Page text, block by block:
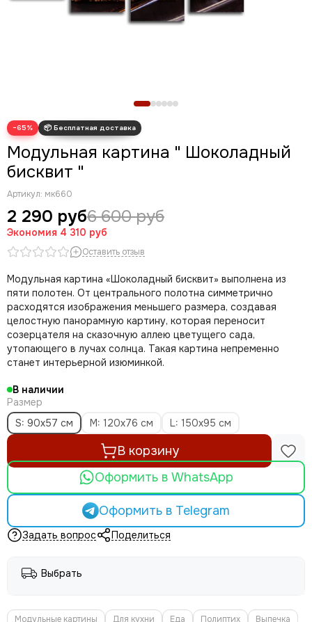
Новогодние картины
−65%
Модульная картина " Шоколадный
бисквит "
Артикул: мк660
2 290 руб6 600 руб
Экономия 4 310 руб
Оставить отзыв
Модульная картина «Шоколадный бисквит» выполнена из
пяти полотен. От центрального полотна симметрично
расходятся изображения меньшего размера, создавая
целостную панорамную картину, которая переносит
созерцателя на сказочную аллею цветущего сада,
утопающего в лучах солнца. Такая картина непременно
станет интерьерной изюминкой.
В наличии
Размер
S: 90х57 см
M: 120х76 см L: 150х95 см
В корзину
Оформить в WhatsApp
Оформить в Telegram
Задать вопрос Поделиться
Выбрать
Модульные картины Для кухни Еда Полиптих
Выпечка